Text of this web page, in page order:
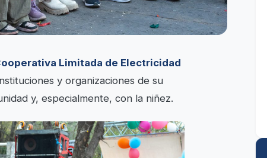
Limitada de Electricidad
y organizaciones de su
y, especialmente, con la niñez.